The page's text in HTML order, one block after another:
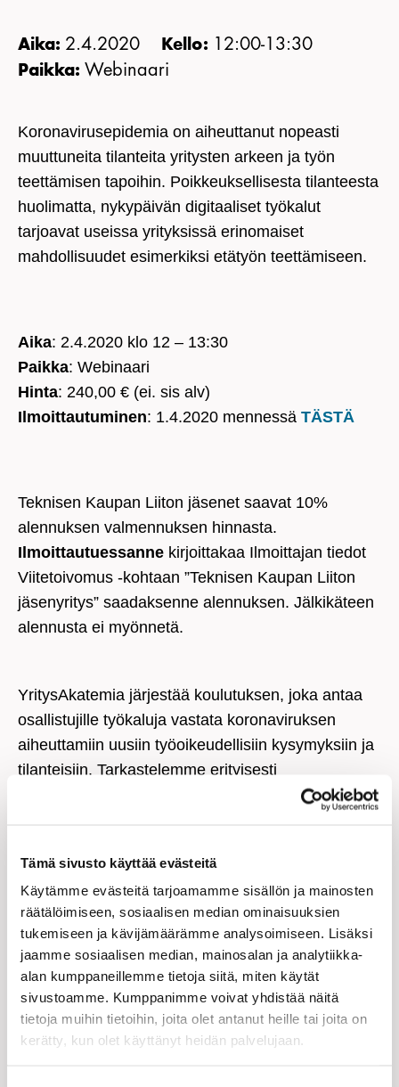
Tämä sivusto käyttää evästeitä
Käytämme evästeitä tarjoamamme sisällön ja mainosten
räätälöimiseen, sosiaalisen median ominaisuuksien
tukemiseen ja kävijämäärämme analysoimiseen. Lisäksi
jaamme sosiaalisen median, mainosalan ja analytiikka-
alan kumppaneillemme tietoja siitä, miten käytät
sivustoamme. Kumppanimme voivat yhdistää näitä
tietoja muihin tietoihin, joita olet antanut heille tai joita on
kerätty, kun olet käyttänyt heidän palvelujaan.
KIRJAUDU JÄSENSIVULLE
Aika: 2.4.2020 Kello: 12:00-13:30
Paikka: Webinaari
Koronavirusepidemia on aiheuttanut nopeasti
muuttuneita tilanteita yritysten arkeen ja työn
teettämisen tapoihin. Poikkeuksellisesta tilanteesta
huolimatta, nykypäivän digitaaliset työkalut
tarjoavat useissa yrityksissä erinomaiset
mahdollisuudet esimerkiksi etätyön teettämiseen.
Aika: 2.4.2020 klo 12 – 13:30
Paikka: Webinaari
Hinta: 240,00 € (ei. sis alv)
Ilmoittautuminen: 1.4.2020 mennessä TÄSTÄ
Teknisen Kaupan Liiton jäsenet saavat 10%
alennuksen valmennuksen hinnasta.
Ilmoittautuessanne kirjoittakaa Ilmoittajan tiedot
Viitetoivomus -kohtaan ”Teknisen Kaupan Liiton
jäsenyritys” saadaksenne alennuksen. Jälkikäteen
alennusta ei myönnetä.
YritysAkatemia järjestää koulutuksen, joka antaa
osallistujille työkaluja vastata koronaviruksen
aiheuttamiin uusiin työoikeudellisiin kysymyksiin ja
tilanteisiin. Tarkastelemme erityisesti
työehtosopimusten ja työlainsäädännön sääntöjä
sekä töiden uudelleen organisointiin liittyen.
Tavoitteena on antaa työnantajayrityksille
toimintamalleja työn johtamiseen
poikkeustilanteessa huomioiden sekä työnantajan
oikeudet että velvollisuudet.
Koulutuksessa saat vastaukset esimerkiksi
seuraaviin kysymyksiin: